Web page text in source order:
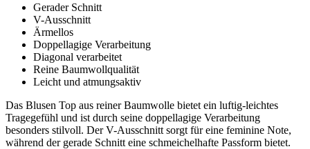
Gerader Schnitt
V-Ausschnitt
Ärmellos
Doppellagige Verarbeitung
Diagonal verarbeitet
Reine Baumwollqualität
Leicht und atmungsaktiv
Das Blusen Top aus reiner Baumwolle bietet ein luftig-leichtes
Tragegefühl und ist durch seine doppellagige Verarbeitung
besonders stilvoll. Der V-Ausschnitt sorgt für eine feminine Note,
während der gerade Schnitt eine schmeichelhafte Passform bietet.